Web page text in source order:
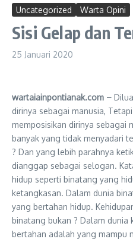
Uncategorized Warta Opini
Sisi Gelap dan
25 Januari 2020
wartaiainpontianak.com –
dirinya sebagai manusia,
memposisikan dirinya sebagai
banyak yang tidak menyadari
? Dan yang lebih parahnya
dianggap sebagai selogan.
hidup seperti binatang yang
ketangkasan. Dalam dunia
yang bertahan hidup.
binatang bukan ? Dalam dunia
bertahan adalah yang mampu